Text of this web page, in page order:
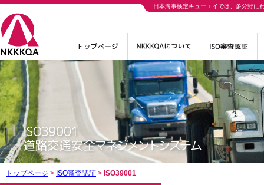
日本海事検定キューエイでは、多分野に
トップページ > ISO審査認証 > ISO39001